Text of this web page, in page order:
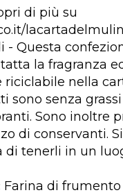
di più su
- Questa
la fragranza
riciclabile nella
sono senza
Sono inoltre
di conservanti. Si
di tenerli in un
Farina di frumento